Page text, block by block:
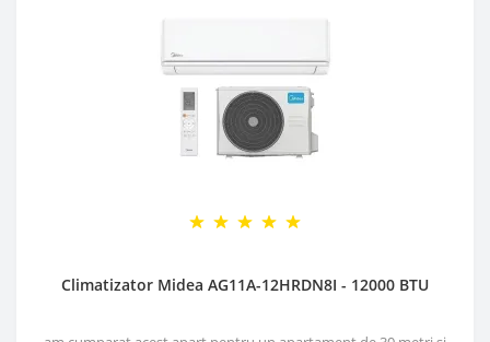
Climatizator Midea AG11A-12HRDN8I - 12000 BTU